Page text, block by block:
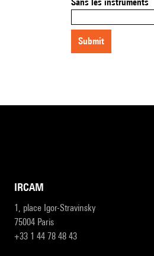
submit
IRCAM
1, place Igor-Stravinsky
75004 Paris
+33 1 44 78 48 43